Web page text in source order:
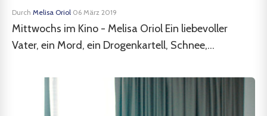
Durch Melisa Oriol·06 März 2019
Mittwochs im Kino - Melisa Oriol Ein liebevoller
Vater, ein Mord, ein Drogenkartell, Schnee,...